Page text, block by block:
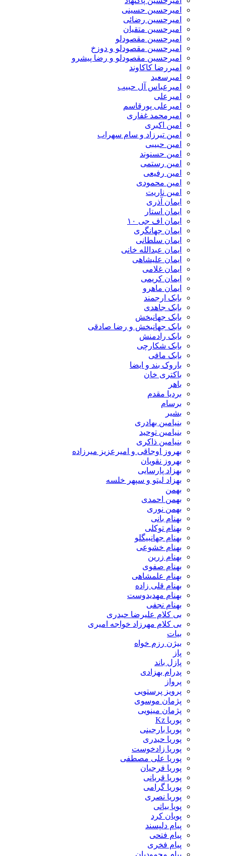
امیرحسین حسینی
امیرحسین رضائی
امیرحسین متقیان
امیرحسین مقصودلو
امیرحسین مقصودلو و دوزخ
امیرحسین مقصودلو و رضا پیشرو
امیررضا کاکاوند
امیرسعید
امیرعباس آل حبیب
امیرعلی
امیرعلی پورقاسم
امیرمحمد غفاری
امین اکبری
امین تیرزاد و سام سهراب
امین حبیبی
امین حسنوند
امین رستمی
امین رفیعی
امین محمودی
امین ناریت
ایمان آذری
ایمان استار
ایمان اف جی ۱۰
ایمان جهانگری
ایمان سلطانی
ایمان عبدالله خانی
ایمان علیشاهی
ایمان غلامی
ایمان کریمی
ایمان ماهرو
بابک ارجمند
بابک جاهدی
بابک جهانبخش
بابک جهانبخش و رضا صادقی
بابک رادمنش
بابک شکارچی
بابک مافی
باروک بند و ایضا
باکتری خان
باهر
بردیا مقدم
برسام
بشیر
بنیامین بهادری
بنیامین توحید
بنیامین ذاکری
بهروز اوجاقی و امیرعزیز میرزاده
بهروز نقویان
بهزاد پارسایی
بهزاد لیتو و سپهر خلسه
بهمن
بهمن احمدی
بهمن نوری
بهنام بانی
بهنام توکلی
بهنام جهانبیگلو
بهنام خشوعی
بهنام زرین
بهنام صفوی
بهنام علمشاهی
بهنام قلی زاده
بهنام مهدیدوست
بهنام نجفی
بی کلام علیرضا حیدری
بی کلام مهرزاد خواجه امیری
بیات
بیژن رزم خواه
پاز
پازل باند
پدرام بهزادی
پرواز
پرویز پرستویی
پژمان موسوی
پژمان مینویی
پوریا Kz
پوریا بارجینی
پوریا حیدری
پوریا زادخوست
پوریا علی مصطفی
پوریا فرجیان
پوریا قربانی
پوریا گرامی
پوریا نصری
پویا بیاتی
پویان کرد
پیام دلپسند
پیام فتحی
پیام فخری
پیام محمودیان